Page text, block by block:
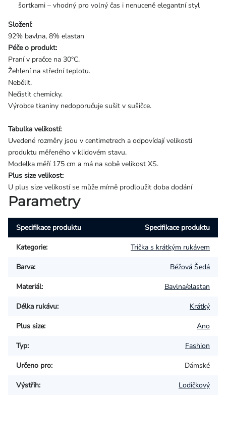
šortkami – vhodný pro volný čas i nenuceně elegantní styl
Složení:
92% bavlna, 8% elastan
Péče o produkt:
Praní v pračce na 30°C.
Žehlení na střední teplotu.
Nebělit.
Nečistit chemicky.
Výrobce tkaniny nedoporučuje sušit v sušičce.
Tabulka velikostí:
Uvedené rozměry jsou v centimetrech a odpovídají velikosti
produktu měřeného v klidovém stavu.
Modelka měří 175 cm a má na sobě velikost XS.
Plus size velikost:
U plus size velikostí se může mírně prodloužit doba dodání
Parametry
Specifikace produktu Specifikace produktu
Kategorie: Trička s krátkým rukávem
Barva: Béžová Šedá
Materiál: Bavlna/elastan
Délka rukávu: Krátký
Plus size: Ano
Typ: Fashion
Určeno pro: Dámské
Výstřih: Lodičkový